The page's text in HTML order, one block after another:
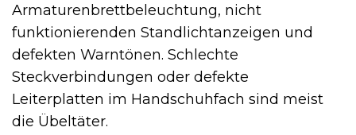
Armaturenbrettbeleuchtung, nicht
funktionierenden Standlichtanzeigen und
defekten Warntönen. Schlechte
Steckverbindungen oder defekte
Leiterplatten im Handschuhfach sind meist
die Übeltäter.